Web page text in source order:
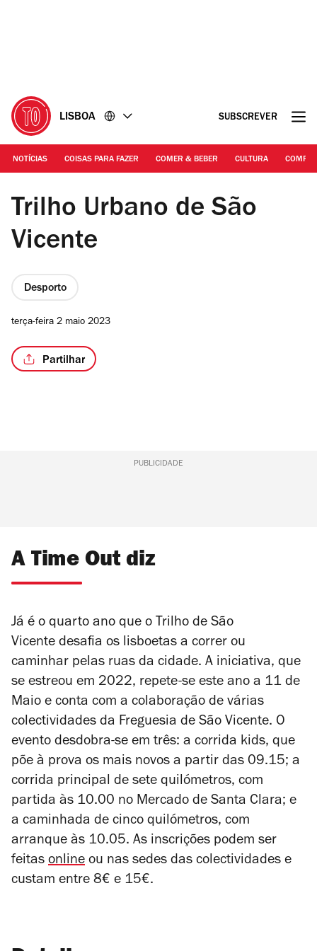
LISBOA SUBSCREVER
NOTÍCIAS COISAS PARA FAZER COMER & BEBER CULTURA
DR
Trilho Urbano de São
Vicente
Desporto
terça-feira 2 maio 2023
Partilhar
PUBLICIDADE
A Time Out diz
Já é o quarto ano que o Trilho de São
Vicente desafia os lisboetas a correr ou
caminhar pelas ruas da cidade. A iniciativa, que
se estreou em 2022, repete-se este ano a 11 de
Maio e conta com a colaboração de várias
colectividades da Freguesia de São Vicente. O
evento desdobra-se em três: a corrida kids, que
põe à prova os mais novos a partir das 09.15; a
corrida principal de sete quilómetros, com
partida às 10.00 no Mercado de Santa Clara; e
a caminhada de cinco quilómetros, com
arranque às 10.05. As inscrições podem ser
feitas online ou nas sedes das colectividades e
custam entre 8€ e 15€.